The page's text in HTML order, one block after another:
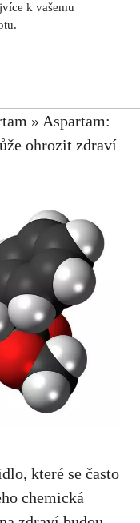
k vašemu
» Aspartam:
ohrozit zdraví
které se často
chemická